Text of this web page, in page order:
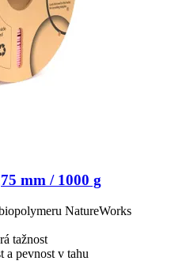
mm / 1000 g
NatureWorks
tažnost
a pevnost v tahu